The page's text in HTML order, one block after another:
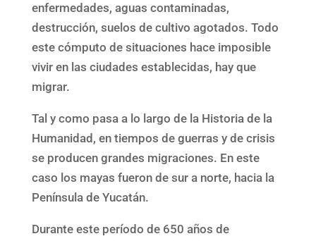
enfermedades, aguas contaminadas,
destrucción, suelos de cultivo agotados. Todo
este cómputo de situaciones hace imposible
vivir en las ciudades establecidas, hay que
migrar.
Tal y como pasa a lo largo de la Historia de la
Humanidad, en tiempos de guerras y de crisis
se producen grandes migraciones. En este
caso los mayas fueron de sur a norte, hacia la
Península de Yucatán.
Durante este período de 650 años de